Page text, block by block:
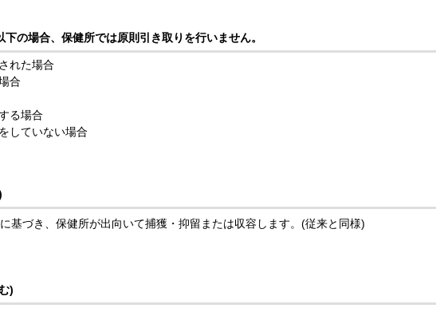
の場合、保健所では原則引き取りを行いません。
れた場合
合
る場合
していない場合
基づき、保健所が出向いて捕獲・抑留または収容します。(従来と同様)
)